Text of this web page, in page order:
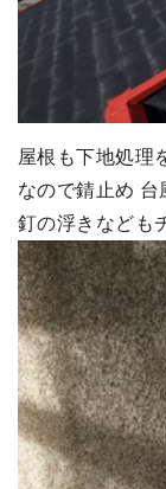
屋根も下地処理
なので錆止め
釘の浮きなども